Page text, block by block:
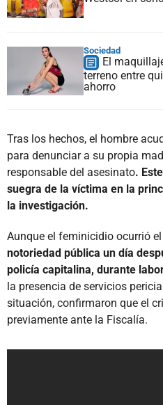
Sociedad
El
terreno entre
ahorro
Tras los hechos, el hombre
para denunciar a su propia
responsable del asesinato.
suegra de la víctima en la
la investigación.
Aunque el feminicidio ocurrió
notoriedad pública un día
policía capitalina, durante
la presencia de servicios
situación, confirmaron que el
previamente ante la Fiscalía.